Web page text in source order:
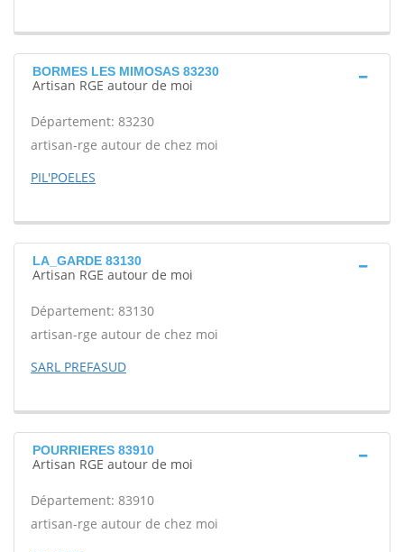
BORMES LES MIMOSAS 83230
Artisan RGE autour de moi
Département: 83230
artisan-rge autour de chez moi
PIL'POELES
LA_GARDE 83130
Artisan RGE autour de moi
Département: 83130
artisan-rge autour de chez moi
SARL PREFASUD
POURRIERES 83910
Artisan RGE autour de moi
Département: 83910
artisan-rge autour de chez moi